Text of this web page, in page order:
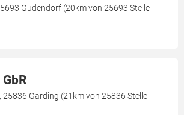
Gudendorf (20km von 25693 Stelle-
Garding (21km von 25836 Stelle-